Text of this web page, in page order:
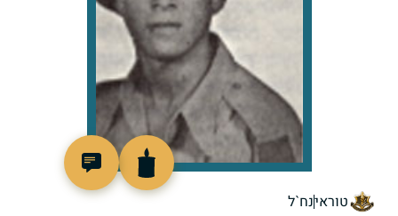
טוראינח`ל